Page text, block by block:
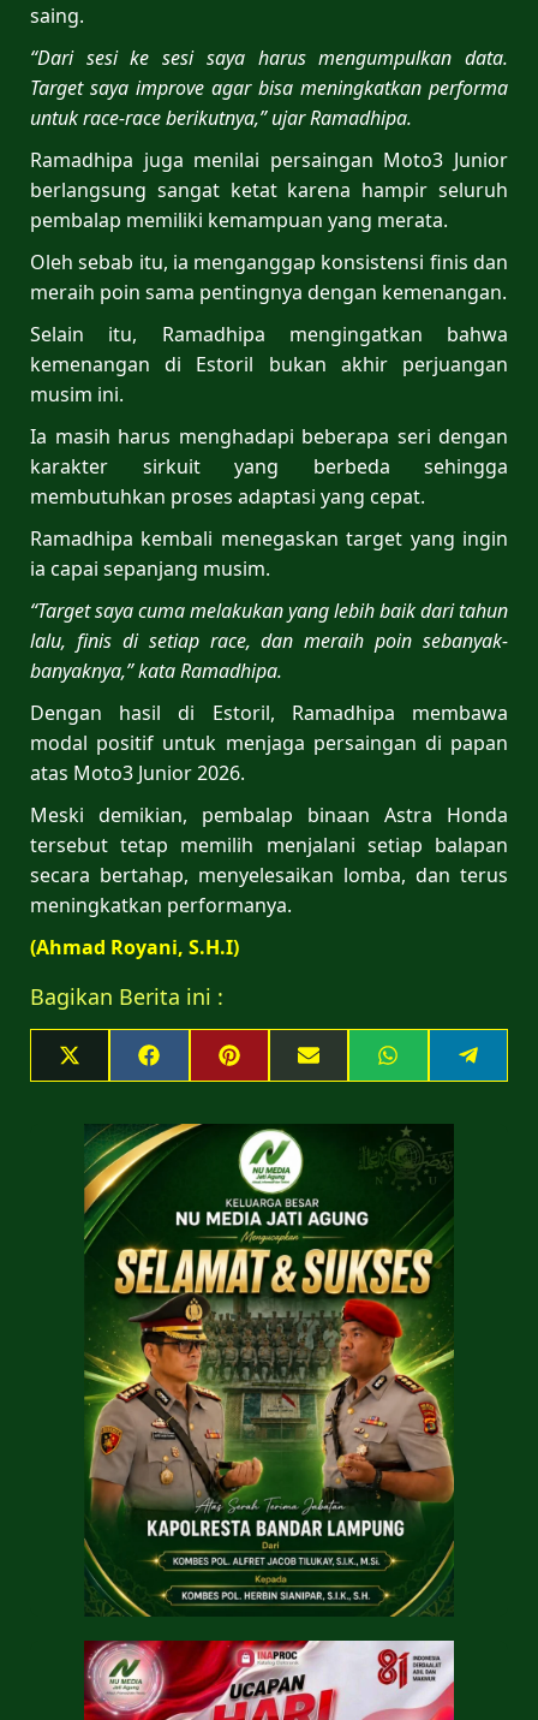
saing.
“Dari sesi ke sesi saya harus mengumpulkan data.
Target saya improve agar bisa meningkatkan performa
untuk race-race berikutnya,” ujar Ramadhipa.
Ramadhipa juga menilai persaingan Moto3 Junior
berlangsung sangat ketat karena hampir seluruh
pembalap memiliki kemampuan yang merata.
Oleh sebab itu, ia menganggap konsistensi finis dan
meraih poin sama pentingnya dengan kemenangan.
Selain itu, Ramadhipa mengingatkan bahwa
kemenangan di Estoril bukan akhir perjuangan
musim ini.
Ia masih harus menghadapi beberapa seri dengan
karakter sirkuit yang berbeda sehingga
membutuhkan proses adaptasi yang cepat.
Ramadhipa kembali menegaskan target yang ingin
ia capai sepanjang musim.
“Target saya cuma melakukan yang lebih baik dari tahun
lalu, finis di setiap race, dan meraih poin sebanyak-
banyaknya,” kata Ramadhipa.
Dengan hasil di Estoril, Ramadhipa membawa
modal positif untuk menjaga persaingan di papan
atas Moto3 Junior 2026.
Meski demikian, pembalap binaan Astra Honda
tersebut tetap memilih menjalani setiap balapan
secara bertahap, menyelesaikan lomba, dan terus
meningkatkan performanya.
(Ahmad Royani, S.H.I)
Bagikan Berita ini :